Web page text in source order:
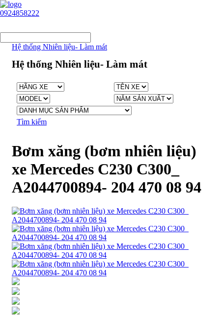
0924858222
Hệ thống Nhiên liệu- Làm mát
Hệ thống Nhiên liệu- Làm mát
Tìm kiếm
Bơm xăng (bơm nhiên liệu)
xe Mercedes C230 C300_
A2044700894- 204 470 08 94